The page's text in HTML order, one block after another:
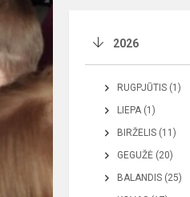
2026
RUGPJŪTIS (1)
LIEPA (1)
BIRŽELIS (11)
GEGUŽĖ (20)
BALANDIS (25)